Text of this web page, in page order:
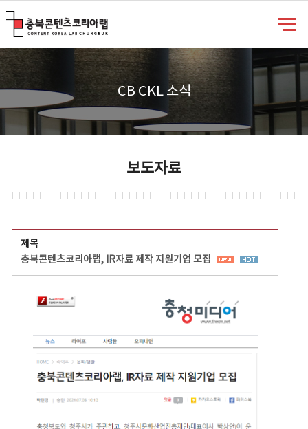
CB CKL 소식
보도자료
제목
충북콘텐츠코리아랩, IR자료 제작 지원기업 모집